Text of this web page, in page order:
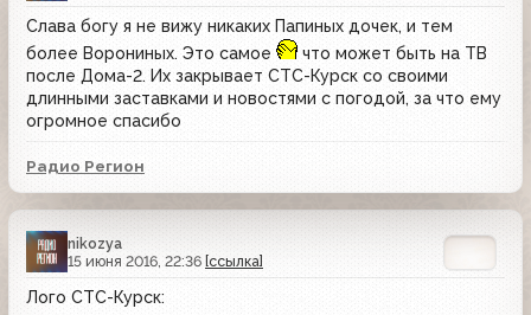
Слава богу я не вижу никаких Папиных дочек, и тем
более Ворониных. Это самое
что может быть на ТВ
после Дома-2. Их закрывает СТС-Курск со своими
длинными заставками и новостями с погодой, за что ему
огромное спасибо
Радио Регион
nikozya
15 июня 2016, 22:36 [ссылка]
Лого СТС-Курск: